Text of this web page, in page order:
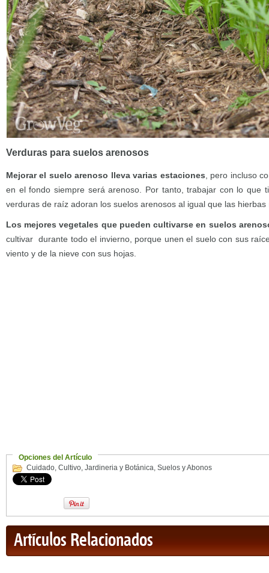
Verduras para suelos arenosos
Mejorar el suelo arenoso lleva varias estaciones , pero incluso
en el fondo siempre será arenoso. Por tanto, trabajar con lo que
verduras de raíz adoran los suelos arenosos al igual que las hierbas
Los mejores vegetales que pueden cultivarse en suelos
cultivar durante todo el invierno, porque unen el suelo con sus
viento y de la nieve con sus hojas.
Opciones del Artículo
Cuidado, Cultivo, Jardineria y Botánica, Suelos y Abonos
Artículos Relacionados